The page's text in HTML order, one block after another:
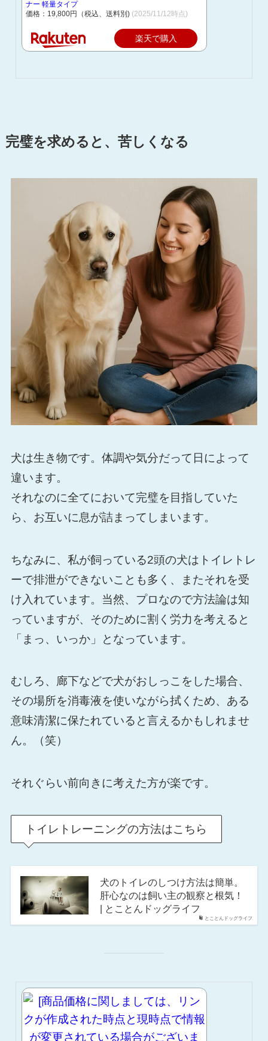
ナー 軽量タイプ
価格：19,800円（税込、送料別) (2025/11/12時点)
楽天で購入
完璧を求めると、苦しくなる
犬は生き物です。体調や気分だって日によって
違います。
それなのに全てにおいて完璧を目指していた
ら、お互いに息が詰まってしまいます。
ちなみに、私が飼っている2頭の犬はトイレトレ
ーで排泄ができないことも多く、またそれを受
け入れています。当然、プロなので方法論は知
っていますが、そのために割く労力を考えると
「まっ、いっか」となっています。
むしろ、廊下などで犬がおしっこをした場合、
その場所を消毒液を使いながら拭くため、ある
意味清潔に保たれていると言えるかもしれませ
ん。（笑）
それぐらい前向きに考えた方が楽です。
トイレトレーニングの方法はこちら
とことんドッグライフ
犬のトイレのしつけ方法は簡単。
肝心なのは飼い主の観察と根気！
| とことんドッグライフ